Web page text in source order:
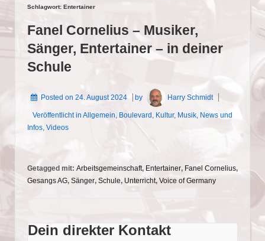
Schlagwort: Entertainer
Fanel Cornelius – Musiker,
Sänger, Entertainer – in deiner
Schule
Posted on 24. August 2024 by Harry Schmidt
Veröffentlicht in Allgemein, Boulevard, Kultur, Musik, News und
Infos, Videos
Getagged mit: Arbeitsgemeinschaft, Entertainer, Fanel Cornelius,
Gesangs AG, Sänger, Schule, Unterricht, Voice of Germany
Dein direkter Kontakt